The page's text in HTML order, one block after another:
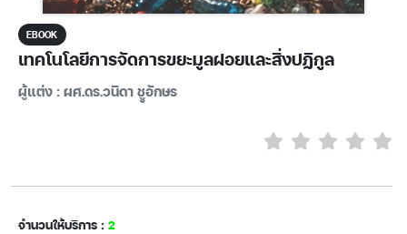
EBOOK
เทคโนโลยีการจัดการขยะมูลฝอยและสิ่งปฏิกูล
ผู้แต่ง : ผศ.ดร.วนิดา ชููอักษร
จำนวนให้บริการ : 2